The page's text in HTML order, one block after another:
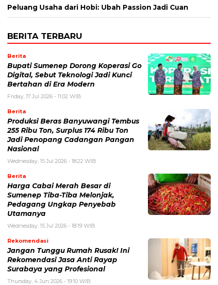
Peluang Usaha dari Hobi: Ubah Passion Jadi Cuan
BERITA TERBARU
Berita
Bupati Sumenep Dorong Koperasi Go
Digital, Sebut Teknologi Jadi Kunci
Bertahan di Era Modern
Friday, 17 Jul 2026 - 11:02 WIB
Berita
Produksi Beras Banyuwangi Tembus
255 Ribu Ton, Surplus 174 Ribu Ton
Jadi Penopang Cadangan Pangan
Nasional
Wednesday, 15 Jul 2026 - 18:22 WIB
Berita
Harga Cabai Merah Besar di
Sumenep Tiba-Tiba Melonjak,
Pedagang Ungkap Penyebab
Utamanya
Wednesday, 15 Jul 2026 - 18:19 WIB
Rekomendasi
Jangan Tunggu Rumah Rusak! Ini
Rekomendasi Jasa Anti Rayap
Surabaya yang Profesional
Thursday, 4 Jun 2026 - 19:10 WIB